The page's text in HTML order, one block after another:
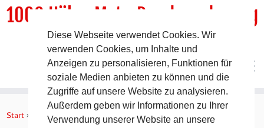
Inhalt
1000 HöhenMeterRundwanderweg
DER Rundwanderweg um Pommelsbrunn
Start » Gipfelbuch Ruine Lichtenstein » 2017-11-05 19.14.57
Diese Webseite verwendet Cookies. Wir
verwenden Cookies, um Inhalte und
Anzeigen zu personalisieren, Funktionen für
soziale Medien anbieten zu können und die
Zugriffe auf unsere Website zu analysieren.
Außerdem geben wir Informationen zu Ihrer
Verwendung unserer Website an unsere